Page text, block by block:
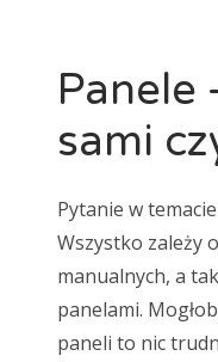
Panele
sami
Pytanie w
Wszystko zależy
manualnych, a
panelami.
paneli to nic